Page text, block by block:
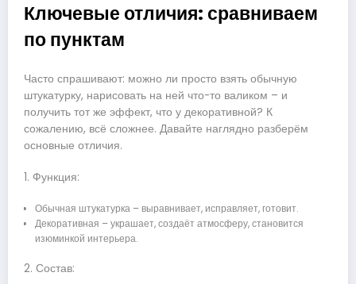
Ключевые отличия: сравниваем
по пунктам
Часто спрашивают: можно ли просто взять обычную
штукатурку, нарисовать на ней что-то валиком – и
получить тот же эффект, что у декоративной? К
сожалению, всё сложнее. Давайте наглядно разберём
основные отличия.
1. Функция:
Обычная штукатурка – выравнивает, исправляет, готовит.
Декоративная – украшает, создаёт атмосферу, становится
изюминкой интерьера.
2. Состав: